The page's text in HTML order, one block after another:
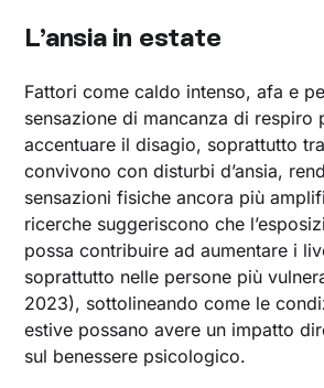
L’ansia in estate‍
Fattori come caldo intenso, afa e
sensazione di mancanza di respiro
accentuare il disagio, soprattutto
convivono con disturbi d’ansia,
sensazioni fisiche ancora più
ricerche suggeriscono che
possa contribuire ad aumentare i
soprattutto nelle persone più
2023), sottolineando come le
estive possano avere un impatto
sul benessere psicologico.